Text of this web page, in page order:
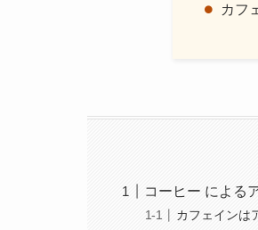
カフ
コーヒー による
カフェインは